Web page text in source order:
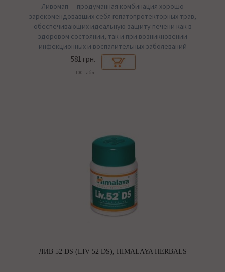
Ливомап — продуманная комбинация хорошо
зарекомендовавших себя гепатопротекторных трав,
обеспечивающих идеальную защиту печени как в
здоровом состоянии, так и при возникновении
инфекционных и воспалительных заболеваний
581 грн.
100 табл.
ЛИВ 52 DS (LIV 52 DS), HIMALAYA HERBALS